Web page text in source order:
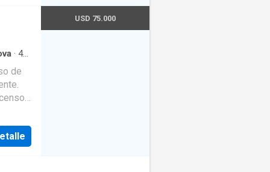
· 45
de
USD 75.000